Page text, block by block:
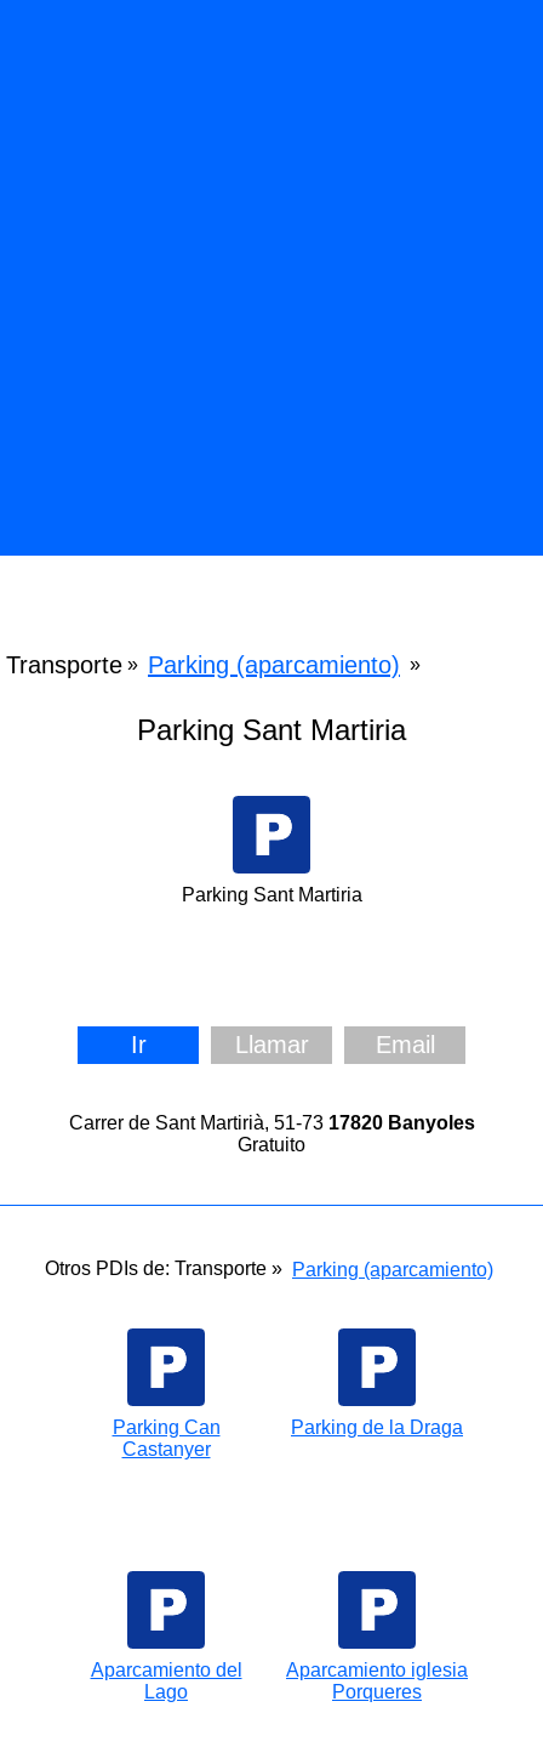
Transporte » Parking (aparcamiento) »
Parking Sant Martiria
Parking Sant Martiria
Ir Llamar Email
Carrer de Sant Martirià, 51-73 17820 Banyoles
Gratuito
Otros PDIs de: Transporte » Parking (aparcamiento)
Parking Can
Castanyer
Parking de la Draga
Aparcamiento del
Lago
Aparcamiento iglesia
Porqueres